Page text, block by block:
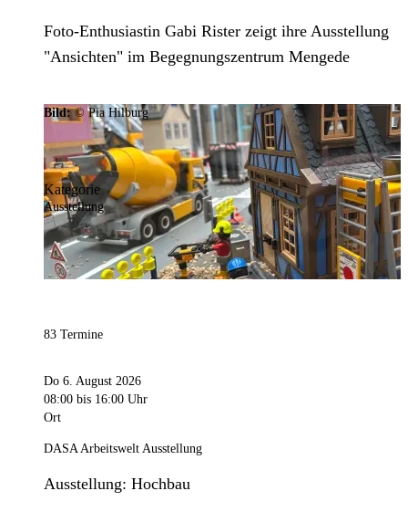
Foto-Enthusiastin Gabi Rister zeigt ihre Ausstellung
"Ansichten" im Begegnungszentrum Mengede
Bild:© Pia Hilburg
Kategorie
Ausstellung
83 Termine
Do 6. August 2026
08:00 bis 16:00 Uhr
Ort
DASA Arbeitswelt Ausstellung
Ausstellung: Hochbau